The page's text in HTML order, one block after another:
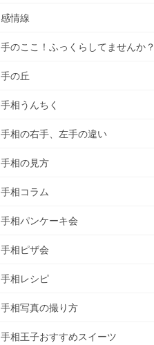
感情線
手のここ！ふっくらしてませんか？
手の丘
手相うんちく
手相の右手、左手の違い
手相の見方
手相コラム
手相パンケーキ会
手相ピザ会
手相レシピ
手相写真の撮り方
手相王子おすすめスイーツ